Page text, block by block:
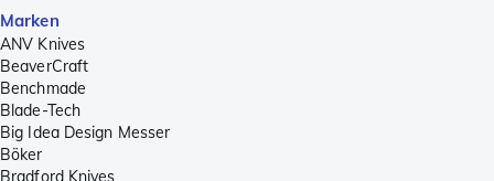
Marken
ANV Knives
BeaverCraft
Benchmade
Blade-Tech
Big Idea Design Messer
Böker
Bradford Knives